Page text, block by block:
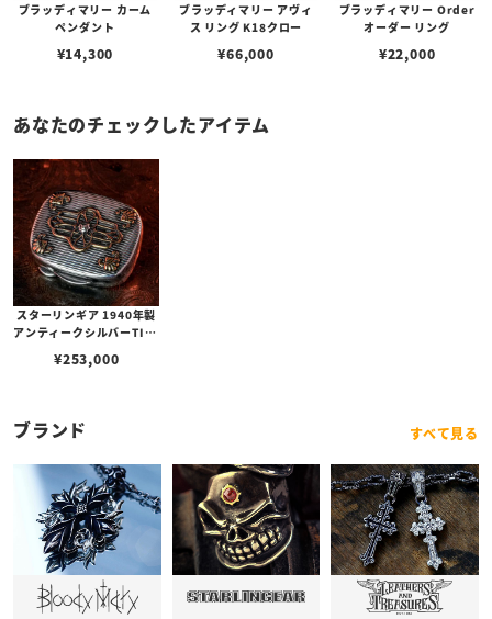
ブラッディマリー カーム
ペンダント
¥14,300
ブラッディマリー アヴィ
ス リング K18クロー
¥66,000
ブラッディマリー Order
オーダー リング
¥22,000
あなたのチェックしたアイテム
スターリンギア 1940年製
アンティークシルバーTIFF
ブラスアンティークパーツ
¥253,000
ブランド すべて見る